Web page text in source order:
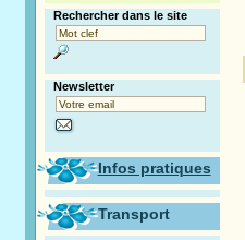
Rechercher dans le site
Newsletter
Infos pratiques
Transport